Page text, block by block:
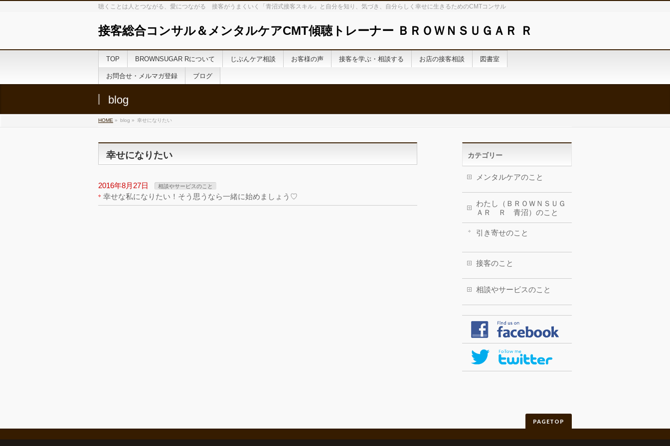
聴くことは人とつながる、愛につながる 接客がうまくいく「青沼式接客スキル」と自分を知り、気づき、自分らしく幸せに生きるためのCMTコンサル
接客総合コンサル＆メンタルケアCMT傾聴トレーナー ＢＲＯＷＮＳＵＧＡＲ Ｒ
TOP BROWNSUGAR Rについて じぶんケア相談 お客様の声 接客を学ぶ・相談する お店の接客相談 図書室
お問合せ・メルマガ登録 ブログ
blog
HOME » blog » 幸せになりたい
幸せになりたい
2016年8月27日 相談やサービスのこと
幸せな私になりたい！そう思うなら一緒に始めましょう♡
カテゴリー
メンタルケアのこと
わたし（ＢＲＯＷＮＳＵＧ
ＡＲ Ｒ 青沼）のこと
引き寄せのこと
接客のこと
相談やサービスのこと
PAGETOP